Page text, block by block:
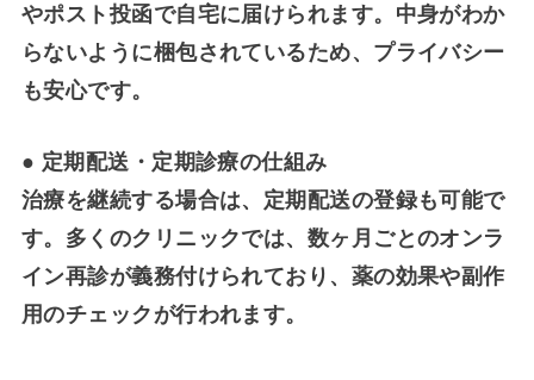
やポスト投函で自宅に届けられます。中身がわか
らないように梱包されているため、プライバシー
も安心です。
● 定期配送・定期診療の仕組み
治療を継続する場合は、定期配送の登録も可能で
す。多くのクリニックでは、数ヶ月ごとのオンラ
イン再診が義務付けられており、薬の効果や副作
用のチェックが行われます。